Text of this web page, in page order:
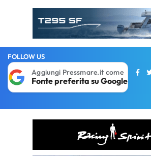
FOLLOW US
Aggiungi Pressmare.it come
Fonte preferita su Google